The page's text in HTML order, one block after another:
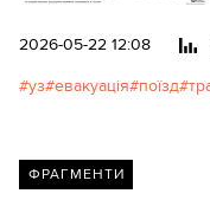
2026-05-22 12:08
уз евакуація поїзд
ФРАГМЕНТИ